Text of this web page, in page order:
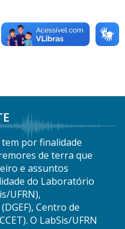
por finalidade
de terra que
e assuntos
do Laboratório
UFRN),
Centro de
O LabSis/UFRN